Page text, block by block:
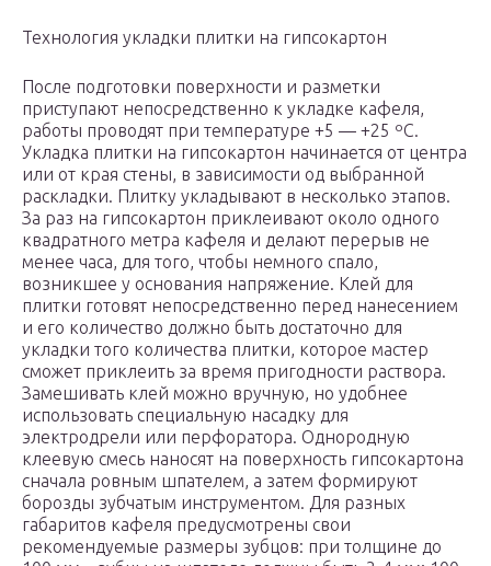
Технология укладки плитки на гипсокартон
После подготовки поверхности и разметки
приступают непосредственно к укладке кафеля,
работы проводят при температуре +5 — +25 ºС.
Укладка плитки на гипсокартон начинается от центра
или от края стены, в зависимости од выбранной
раскладки. Плитку укладывают в несколько этапов.
За раз на гипсокартон приклеивают около одного
квадратного метра кафеля и делают перерыв не
менее часа, для того, чтобы немного спало,
возникшее у основания напряжение. Клей для
плитки готовят непосредственно перед нанесением
и его количество должно быть достаточно для
укладки того количества плитки, которое мастер
сможет приклеить за время пригодности раствора.
Замешивать клей можно вручную, но удобнее
использовать специальную насадку для
электродрели или перфоратора. Однородную
клеевую смесь наносят на поверхность гипсокартона
сначала ровным шпателем, а затем формируют
борозды зубчатым инструментом. Для разных
габаритов кафеля предусмотрены свои
рекомендуемые размеры зубцов: при толщине до